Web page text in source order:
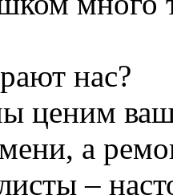
нас?
ценим
а
–